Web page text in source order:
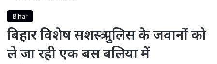
Bihar
बिहार विशेष सशस्त्र पुलिस के जवानों को
ले जा रही एक बस बलिया में